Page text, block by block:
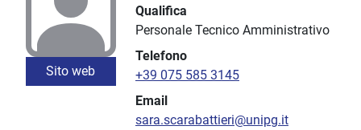
Sito web
Qualifica
Personale Tecnico Amministrativo
Telefono
+39 075 585 3145
Email
sara.scarabattieri@unipg.it